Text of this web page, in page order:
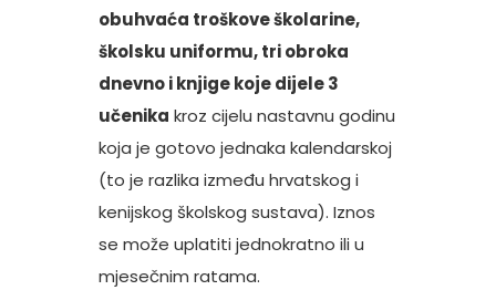
obuhvaća troškove školarine,
školsku uniformu, tri obroka
dnevno i knjige koje dijele 3
učenika kroz cijelu nastavnu godinu
koja je gotovo jednaka kalendarskoj
(to je razlika između hrvatskog i
kenijskog školskog sustava). Iznos
se može uplatiti jednokratno ili u
mjesečnim ratama.